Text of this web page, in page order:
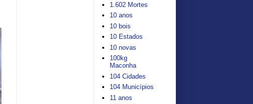
1.602 Mortes
10 anos
10 bois
10 Estados
10 novas
100kg
Maconha
104 Cidades
104 Municípios
11 anos